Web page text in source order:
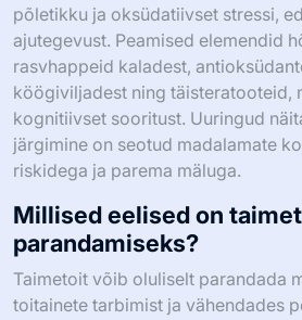
põletikku ja oksüdatiivset stressi,
ajutegevust. Peamised elemendid
rasvhappeid kaladest,
köögiviljadest ning täisteratooteid,
kognitiivset sooritust. Uuringud
järgimine on seotud madalamate
riskidega ja parema mäluga.
Millised eelised on
parandamiseks?
Taimetoit võib oluliselt parandada
toitainete tarbimist ja vähendades